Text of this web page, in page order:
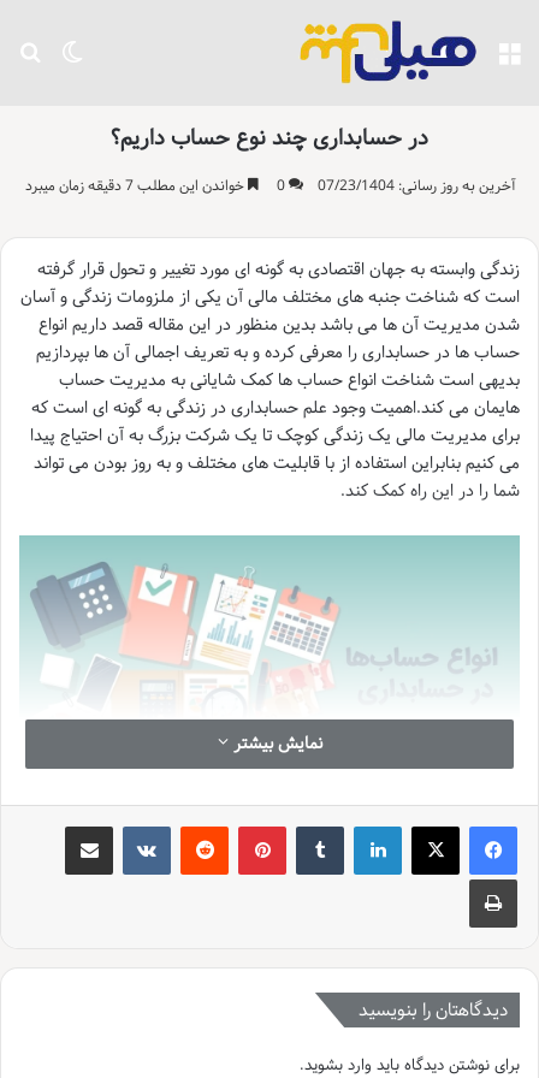
تغییر منو
در حسابداری چند نوع حساب داریم؟
آخرین به روز رسانی: 07/23/1404 0 خواندن این مطلب 7 دقیقه زمان میبرد
زندگی وابسته به جهان اقتصادی به گونه ای مورد تغییر و تحول قرار گرفته
است که شناخت جنبه های مختلف مالی آن یکی از ملزومات زندگی و آسان
شدن مدیریت آن ها می باشد بدین منظور در این مقاله قصد داریم انواع
حساب ها در حسابداری را معرفی کرده و به تعریف اجمالی آن ها بپردازیم
بدیهی است شناخت انواع حساب ها کمک شایانی به مدیریت حساب
هایمان می کند.اهمیت وجود علم حسابداری در زندگی به گونه ای است که
برای مدیریت مالی یک زندگی کوچک تا یک شرکت بزرگ به آن احتیاج پیدا
می کنیم بنابراین استفاده از با قابلیت های مختلف و به روز بودن می تواند
شما را در این راه کمک کند.
نمایش بیشتر
لینکدین ‫تامبلر ‫پین‌ترست‫رددیت ‫VKontakteاشتراک گذاری از طریق ایمیل
چاپ
دیدگاهتان را بنویسید
برای نوشتن دیدگاه باید وارد بشوید.